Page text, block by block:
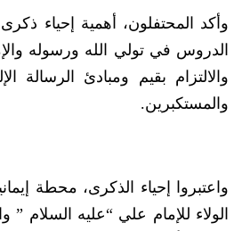
وأكد المحتفلون، أهمية إحياء
الدروس في تولي الله ورسوله
والالتزام بقيم ومبادئ الرسالة
والمستكبرين.
واعتبروا إحياء الذكرى، محطة
الولاء للإمام علي “عليه السلام ”